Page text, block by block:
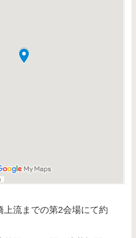
上流までの第2会場にて約